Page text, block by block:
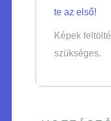
te az első!
Képek
szükséges.